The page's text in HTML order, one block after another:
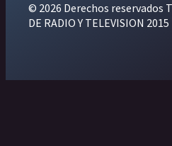
© 2026 Derechos reservados
DE RADIO Y TELEVISION 2015